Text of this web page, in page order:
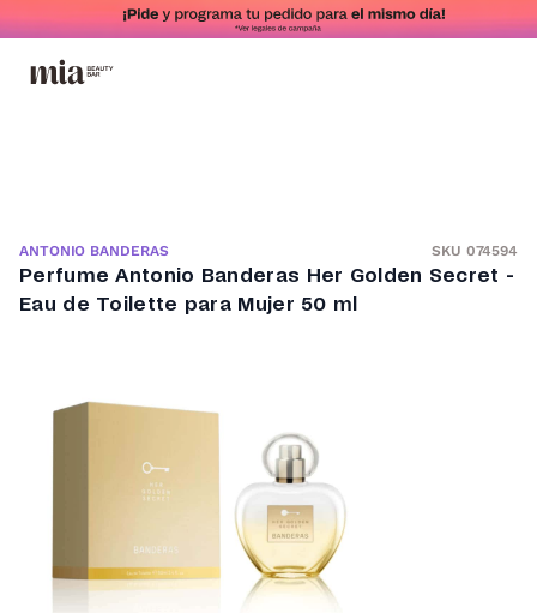
ANTONIO BANDERAS SKU 074594
Perfume Antonio Banderas Her Golden Secret -
Eau de Toilette para Mujer 50 ml